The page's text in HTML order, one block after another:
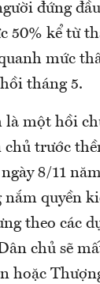
đứng
50% kể từ
mức
tháng 5.
là một hồi
trước
8/11
nắm quyền
theo các
chủ sẽ
hoặc